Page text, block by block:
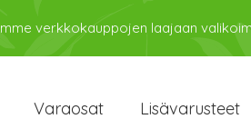
verkkokauppojen laajaan
Varaosat Lisävarusteet